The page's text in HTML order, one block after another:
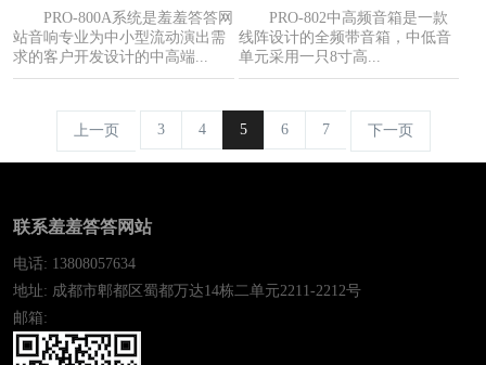
PRO-800A系统是羞羞答答网
站音响专业为中小型流动演出需
求的客户开发设计的中高端...
PRO-802中高频音箱是一款
线阵设计的全频带音箱，中低音
单元采用一只8寸高...
上一页 3 4 5 6 7 下一页
联系羞羞答答网站
电话: 13808057634
地址: 成都市郫都区蜀都万达14栋二单元2211-2212号
邮箱: